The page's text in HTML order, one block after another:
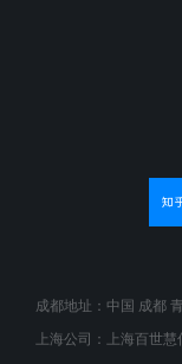
成都地址：中国 成都
上海公司：上海百世